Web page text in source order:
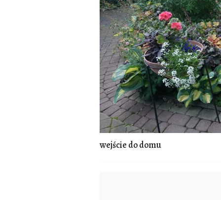
wejście do domu